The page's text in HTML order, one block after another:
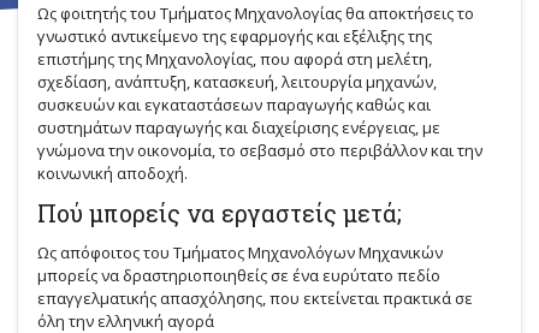
Ως φοιτητής του Τμήματος Μηχανολογίας θα αποκτήσεις το
γνωστικό αντικείμενο της εφαρμογής και εξέλιξης της
επιστήμης της Μηχανολογίας, που αφορά στη μελέτη,
σχεδίαση, ανάπτυξη, κατασκευή, λειτουργία μηχανών,
συσκευών και εγκαταστάσεων παραγωγής καθώς και
συστημάτων παραγωγής και διαχείρισης ενέργειας, με
γνώμονα την οικονομία, το σεβασμό στο περιβάλλον και την
κοινωνική αποδοχή.
Πού μπορείς να εργαστείς μετά;
Ως απόφοιτος του Τμήματος Μηχανολόγων Μηχανικών
μπορείς να δραστηριοποιηθείς σε ένα ευρύτατο πεδίο
επαγγελματικής απασχόλησης, που εκτείνεται πρακτικά σε
όλη την ελληνική αγορά